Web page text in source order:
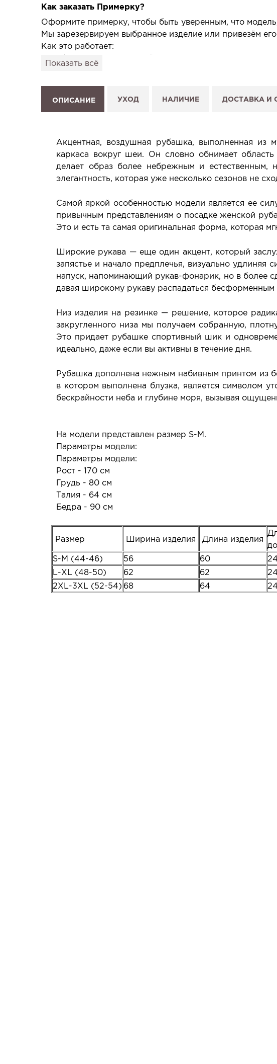
Как заказать Примерку?
Оформите примерку, чтобы быть уверенным, что
Мы зарезервируем выбранное изделие или привезём
Как это работает:
1. Выберите изделие на сайте.
Показать всё
ОПИСАНИЕ УХОД НАЛИЧИЕ ДОСТАВКА И
Акцентная, воздушная рубашка, выполненная из
каркаса вокруг шеи. Он словно обнимает
делает образ более небрежным и
элегантность, которая уже несколько сезонов не
Самой яркой особенностью модели является ее
привычным представлениям о посадке женской
Это и есть та самая оригинальная форма, которая
Широкие рукава — еще один акцент, который
запястье и начало предплечья, визуально удлиняя
напуск, напоминающий рукав-фонарик, но в более
давая широкому рукаву распадаться
Низ изделия на резинке — решение, которое
закругленного низа мы получаем собранную,
Это придает рубашке спортивный шик и
идеально, даже если вы активны в течение дня.
Рубашка дополнена нежным набивным принтом из
в котором выполнена блузка, является символом
бескрайности неба и глубине моря, вызывая
На модели представлен размер S-M.
Параметры модели:
Параметры модели:
Рост - 170 см
Грудь - 80 см
Талия - 64 см
Бедра - 90 см
Размер Ширина изделия Длина изделия
S-M (44-46)
56 60
24
L-XL (48-50)
62 62
24
2XL-3XL (52-54) 68 64 24